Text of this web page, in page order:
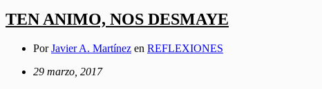
TEN ANIMO, NOS DESMAYE
PorJavier A. Martínez en REFLEXIONES
29 marzo, 2017